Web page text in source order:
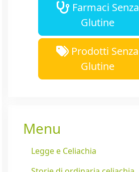
Farmaci Senza
Glutine
Prodotti Senza
Glutine
Menu
Legge e Celiachia